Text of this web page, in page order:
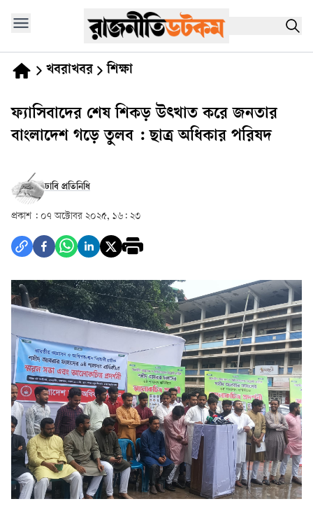
খবরাখবর শিক্ষা
ফ্যাসিবাদের শেষ শিকড় উৎখাত করে জনতার
বাংলাদেশ গড়ে তুলব : ছাত্র অধিকার পরিষদ
ঢাবি প্রতিনিধি
প্রকাশ : ০৭ অক্টোবর ২০২৫, ১৬: ২৩